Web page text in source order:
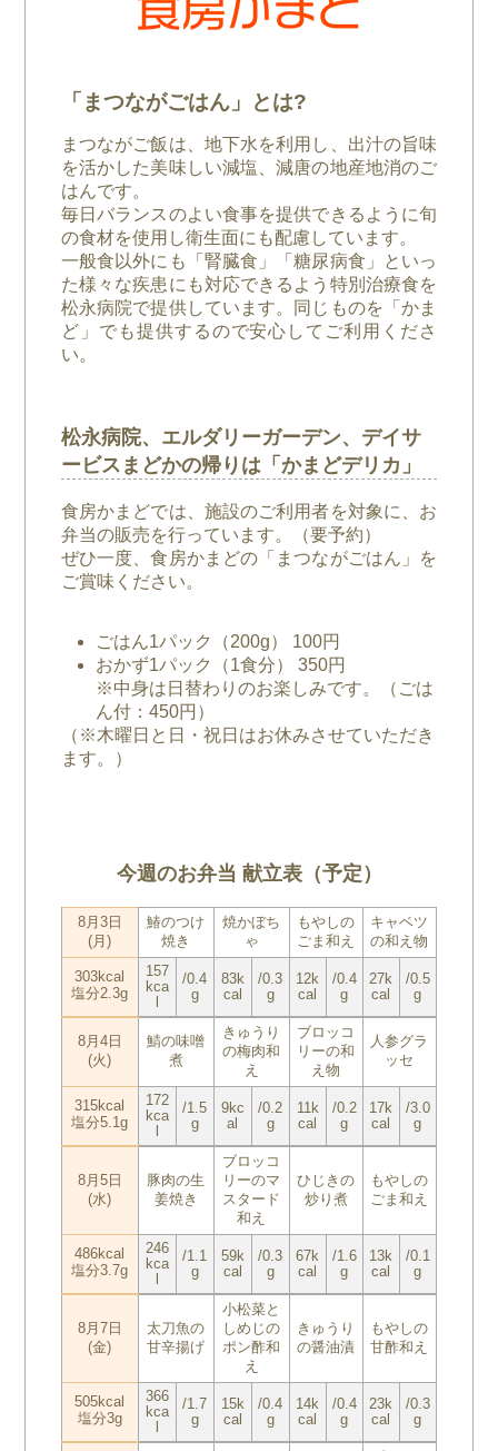
「まつながごはん」とは?
まつながご飯は、地下水を利用し、出汁の旨味
を活かした美味しい減塩、減唐の地産地消のご
はんです。
毎日バランスのよい食事を提供できるように旬
の食材を使用し衛生面にも配慮しています。
一般食以外にも「腎臓食」「糖尿病食」といっ
た様々な疾患にも対応できるよう特別治療食を
松永病院で提供しています。同じものを「かま
ど」でも提供するので安心してご利用くださ
い。
松永病院、エルダリーガーデン、デイサ
ービスまどかの帰りは「かまどデリカ」
食房かまどでは、施設のご利用者を対象に、お
弁当の販売を行っています。（要予約）
ぜひ一度、食房かまどの「まつながごはん」を
ご賞味ください。
ごはん1パック（200g） 100円
おかず1パック（1食分） 350円
※中身は日替わりのお楽しみです。（ごは
ん付：450円）
（※木曜日と日・祝日はお休みさせていただき
ます。）
今週のお弁当 献立表（予定）
8月3日
(月)
鰆のつけ
焼き
焼かぼち
ゃ
もやしの
ごま和え
キャベツ
の和え物
303kcal
塩分2.3g
157
kca
/0.4
g
83k
cal
/0.3
g
12k
cal
/0.4
g
27k
cal
/0.5
g
8月4日
(火)
鯖の味噌
煮
きゅうり
の梅肉和
え
ブロッコ
リーの和
え物
人参グラ
ッセ
315kcal
塩分5.1g
172
kca
/1.5
g
9kc
al
/0.2
g
11k
cal
/0.2
g
17k
cal
/3.0
g
8月5日
(水)
豚肉の生
姜焼き
ブロッコ
リーのマ
スタード
和え
ひじきの
炒り煮
もやしの
ごま和え
486kcal
塩分3.7g
246
kca
/1.1
g
59k
cal
/0.3
g
67k
cal
/1.6
g
13k
cal
/0.1
g
8月7日
(金)
太刀魚の
甘辛揚げ
小松菜と
しめじの
ポン酢和
え
きゅうり
の醤油漬
もやしの
甘酢和え
505kcal
塩分3g
366
kca
/1.7
g
15k
cal
/0.4
g
14k
cal
/0.4
g
23k
cal
/0.3
g